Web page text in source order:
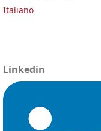
Italiano
Linkedin